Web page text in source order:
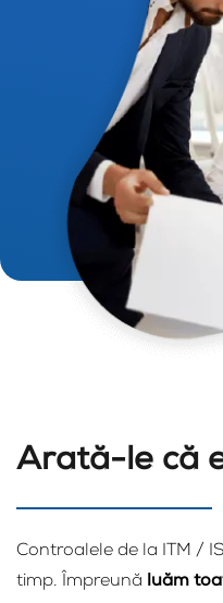
Arată-le că
Controalele de la ITM /
timp. Împreună luăm